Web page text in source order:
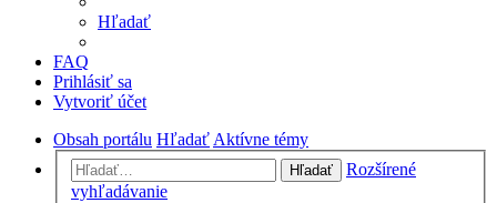
Hľadať
FAQ
Prihlásiť sa
Vytvoriť účet
Obsah portálu HľadaťAktívne témy
Hľadať
Rozšírené
vyhľadávanie